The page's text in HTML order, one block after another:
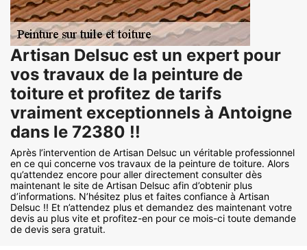
Artisan Delsuc est un expert pour
vos travaux de la peinture de
toiture et profitez de tarifs
vraiment exceptionnels à Antoigne
dans le 72380 !!
Après l’intervention de Artisan Delsuc un véritable professionnel
en ce qui concerne vos travaux de la peinture de toiture. Alors
qu’attendez encore pour aller directement consulter dès
maintenant le site de Artisan Delsuc afin d’obtenir plus
d’informations. N’hésitez plus et faites confiance à Artisan
Delsuc !! Et n’attendez plus et demandez des maintenant votre
devis au plus vite et profitez-en pour ce mois-ci toute demande
de devis sera gratuit.